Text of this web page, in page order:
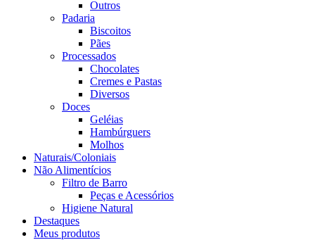
Outros
Padaria
Biscoitos
Pães
Processados
Chocolates
Cremes e Pastas
Diversos
Doces
Geléias
Hambúrguers
Molhos
Naturais/Coloniais
Não Alimentícios
Filtro de Barro
Peças e Acessórios
Higiene Natural
Destaques
Meus produtos